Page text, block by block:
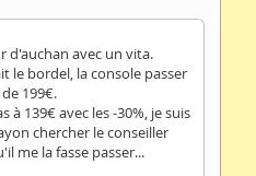
d'auchan avec un vita.
le bordel, la console passer
199€.
à 139€ avec les -30%, je suis
chercher le conseiller
me la fasse passer...